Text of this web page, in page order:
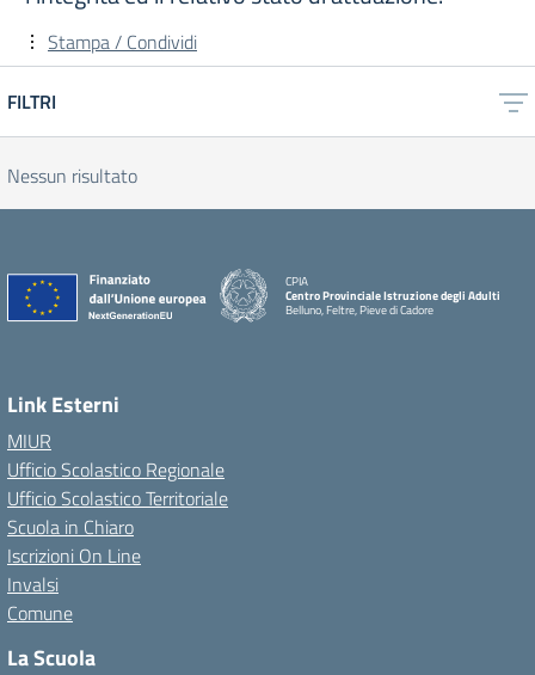
Stampa / Condividi
FILTRI
Nessun risultato
CPIA
Centro Provinciale Istruzione degli Adulti
Belluno, Feltre, Pieve di Cadore
Link Esterni
MIUR
Ufficio Scolastico Regionale
Ufficio Scolastico Territoriale
Scuola in Chiaro
Iscrizioni On Line
Invalsi
Comune
La Scuola